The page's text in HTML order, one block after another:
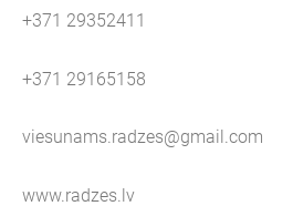
+371 29352411
+371 29165158
viesunams.radzes@gmail.com
www.radzes.lv